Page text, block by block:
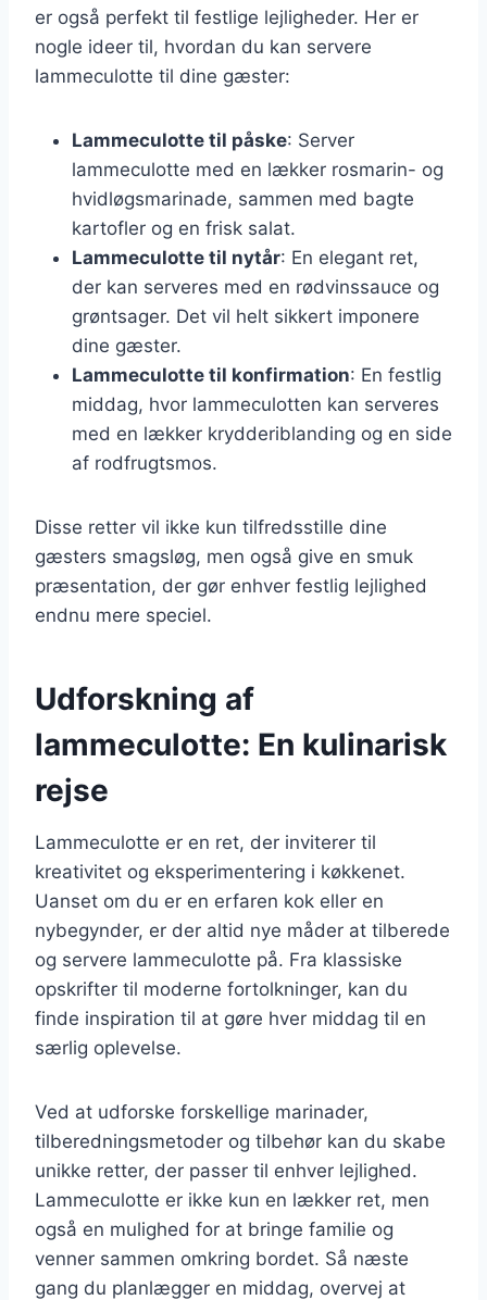
er også perfekt til festlige lejligheder. Her er
nogle ideer til, hvordan du kan servere
lammeculotte til dine gæster:
Lammeculotte til påske: Server
lammeculotte med en lækker rosmarin- og
hvidløgsmarinade, sammen med bagte
kartofler og en frisk salat.
Lammeculotte til nytår: En elegant ret,
der kan serveres med en rødvinssauce og
grøntsager. Det vil helt sikkert imponere
dine gæster.
Lammeculotte til konfirmation: En festlig
middag, hvor lammeculotten kan serveres
med en lækker krydderiblanding og en side
af rodfrugtsmos.
Disse retter vil ikke kun tilfredsstille dine
gæsters smagsløg, men også give en smuk
præsentation, der gør enhver festlig lejlighed
endnu mere speciel.
Udforskning af
lammeculotte: En kulinarisk
rejse
Lammeculotte er en ret, der inviterer til
kreativitet og eksperimentering i køkkenet.
Uanset om du er en erfaren kok eller en
nybegynder, er der altid nye måder at tilberede
og servere lammeculotte på. Fra klassiske
opskrifter til moderne fortolkninger, kan du
finde inspiration til at gøre hver middag til en
særlig oplevelse.
Ved at udforske forskellige marinader,
tilberedningsmetoder og tilbehør kan du skabe
unikke retter, der passer til enhver lejlighed.
Lammeculotte er ikke kun en lækker ret, men
også en mulighed for at bringe familie og
venner sammen omkring bordet. Så næste
gang du planlægger en middag, overvej at